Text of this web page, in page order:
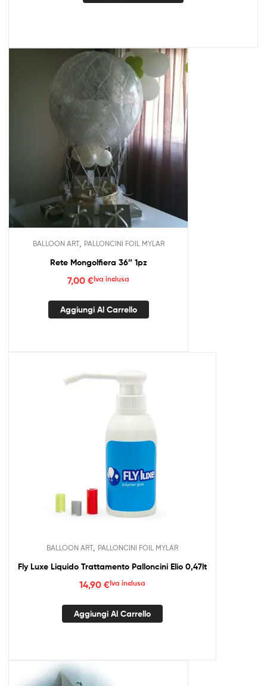
BALLOON ART, PALLONCINI FOIL MYLAR
Rete Mongolfiera 36″ 1pz
7,00 €Iva inclusa
Aggiungi Al Carrello
BALLOON ART, PALLONCINI FOIL MYLAR
Fly Luxe Liquido Trattamento Palloncini Elio 0,47lt
14,90 €Iva inclusa
Aggiungi Al Carrello